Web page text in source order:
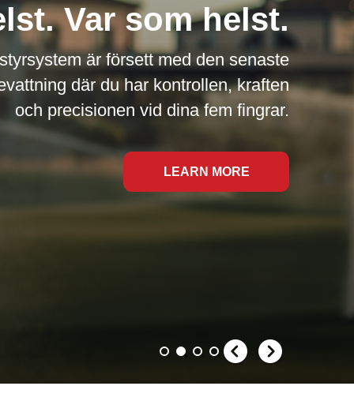
Var som helst.
är försett med den senaste
där du har kontrollen, kraften
och precisionen vid dina fem fingrar.
LEARN MORE